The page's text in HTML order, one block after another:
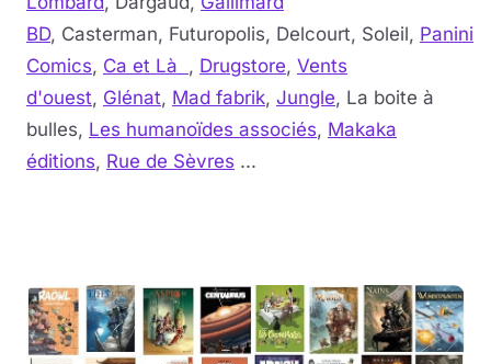
BD, Casterman, Futuropolis, Delcourt, Soleil, Panini
Comics, Ca et Là , Drugstore, Vents
d'ouest, Glénat, Mad fabrik, Jungle, La boite à
bulles, Les humanoïdes associés, Makaka
éditions, Rue de Sèvres ...